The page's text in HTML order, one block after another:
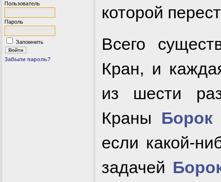
Пользователь
Пароль
Запомнить
Забыли пароль?
которой
Всего
Кран, и
из шести
Краны Борок
если какой-
задачей